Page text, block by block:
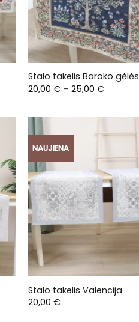
Stalo takelis Baroko gėlės
20,00 € – 25,00 €Price
NAUJIENA
Stalo takelis Valencija
20,00 €